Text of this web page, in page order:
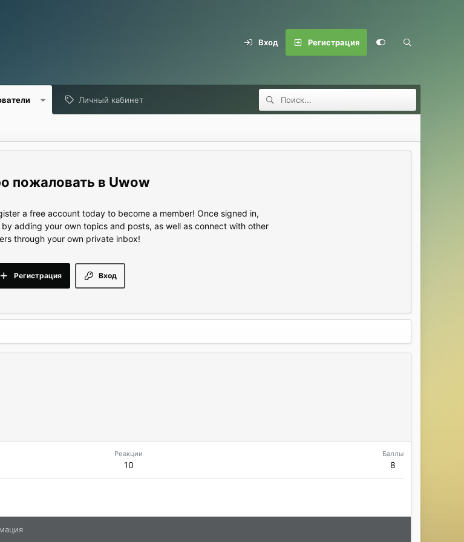
Вход Регистрация
Личный кабинет
Uwow
a free account today to become a member! Once signed in,
adding your own topics and posts, as well as connect with other
through your own private inbox!
Вход
Регистрация
Реакции
10
Баллы
8